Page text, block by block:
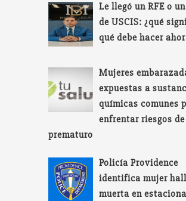
Le llegó un RFE o
de USCIS: ¿qué
qué debe hacer
Mujeres
expuestas a
químicas comunes
enfrentar riesgos
prematuro
Policía Providence
identifica mujer
muerta en